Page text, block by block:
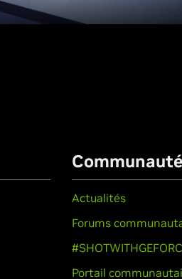
Actualités
Forums
Portail